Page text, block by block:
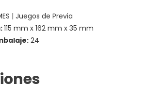
| Juegos de Previa
115 mm x 162 mm x 35 mm
24